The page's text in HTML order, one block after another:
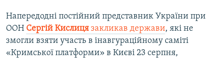
Напередодні постійний представник України при
ООН Сергій Кислиця закликав держави, які не
змогли взяти участь в інавгураційному саміті
«Кримської платформи» в Києві 23 серпня,